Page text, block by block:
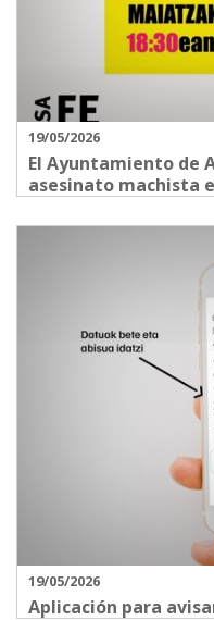
19/05/2026
El Ayuntamiento de
asesinato machista
19/05/2026
Aplicación para